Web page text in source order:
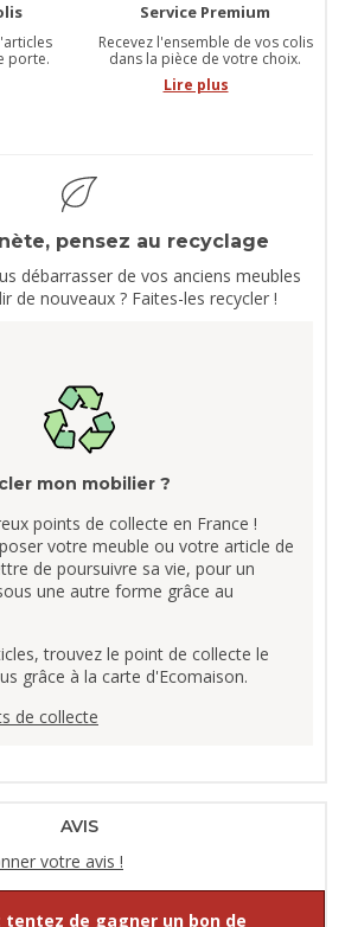
porte.
Service Premium
Recevez l'ensemble de vos colis
dans la pièce de votre choix.
Lire plus
pensez au recyclage
débarrasser de vos anciens meubles
de nouveaux ? Faites-les recycler !
mon mobilier ?
points de collecte en France !
votre meuble ou votre article de
de poursuivre sa vie, pour un
une autre forme grâce au
trouvez le point de collecte le
grâce à la carte d'Ecomaison.
de collecte
AVIS
votre avis !
tentez de gagner un bon de